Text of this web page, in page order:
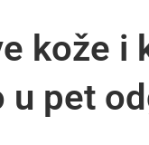
kože i
pet